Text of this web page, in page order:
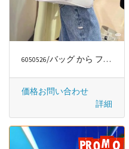
6050526/バッグ から ファッションラグジュアリー
価格お問い合わせ
詳細